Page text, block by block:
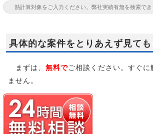
具体的な案件をとりあえず見て
まずは、 無料でご相談ください。すぐ
ません。